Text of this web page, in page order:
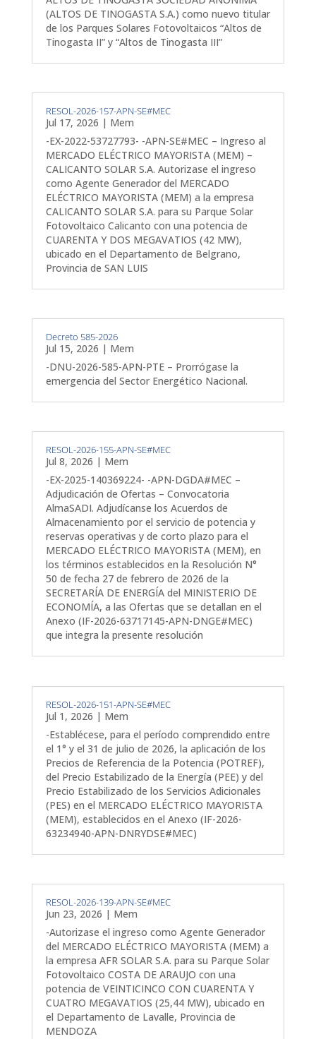
(ALTOS DE TINOGASTA S.A.) como nuevo titular
de los Parques Solares Fotovoltaicos “Altos de
Tinogasta II” y “Altos de Tinogasta III”
RESOL-2026-157-APN-SE#MEC
Jul 17, 2026 | Mem
-EX-2022-53727793- -APN-SE#MEC – Ingreso al
MERCADO ELÉCTRICO MAYORISTA (MEM) –
CALICANTO SOLAR S.A. Autorizase el ingreso
como Agente Generador del MERCADO
ELÉCTRICO MAYORISTA (MEM) a la empresa
CALICANTO SOLAR S.A. para su Parque Solar
Fotovoltaico Calicanto con una potencia de
CUARENTA Y DOS MEGAVATIOS (42 MW),
ubicado en el Departamento de Belgrano,
Provincia de SAN LUIS
Decreto 585-2026
Jul 15, 2026 | Mem
-DNU-2026-585-APN-PTE – Prorrógase la
emergencia del Sector Energético Nacional.
RESOL-2026-155-APN-SE#MEC
Jul 8, 2026 | Mem
-EX-2025-140369224- -APN-DGDA#MEC –
Adjudicación de Ofertas – Convocatoria
AlmaSADI. Adjudícanse los Acuerdos de
Almacenamiento por el servicio de potencia y
reservas operativas y de corto plazo para el
MERCADO ELÉCTRICO MAYORISTA (MEM), en
los términos establecidos en la Resolución N°
50 de fecha 27 de febrero de 2026 de la
SECRETARÍA DE ENERGÍA del MINISTERIO DE
ECONOMÍA, a las Ofertas que se detallan en el
Anexo (IF-2026-63717145-APN-DNGE#MEC)
que integra la presente resolución
RESOL-2026-151-APN-SE#MEC
Jul 1, 2026 | Mem
-Establécese, para el período comprendido entre
el 1° y el 31 de julio de 2026, la aplicación de los
Precios de Referencia de la Potencia (POTREF),
del Precio Estabilizado de la Energía (PEE) y del
Precio Estabilizado de los Servicios Adicionales
(PES) en el MERCADO ELÉCTRICO MAYORISTA
(MEM), establecidos en el Anexo (IF-2026-
63234940-APN-DNRYDSE#MEC)
RESOL-2026-139-APN-SE#MEC
Jun 23, 2026 | Mem
-Autorizase el ingreso como Agente Generador
del MERCADO ELÉCTRICO MAYORISTA (MEM) a
la empresa AFR SOLAR S.A. para su Parque Solar
Fotovoltaico COSTA DE ARAUJO con una
potencia de VEINTICINCO CON CUARENTA Y
CUATRO MEGAVATIOS (25,44 MW), ubicado en
el Departamento de Lavalle, Provincia de
MENDOZA